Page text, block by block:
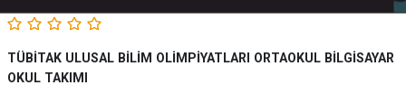
TÜBİTAK ULUSAL BİLİM OLİMPİYATLARI ORTAOKUL BİLGİSAYAR
OKUL TAKIMI